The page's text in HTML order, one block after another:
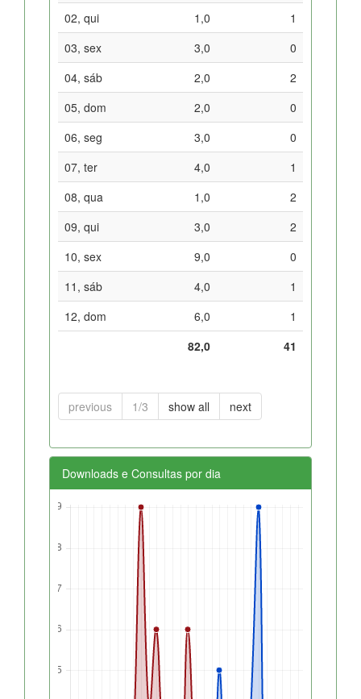
02, qui
1,0
1
03, sex
3,0
0
04, sáb
2,0
2
05, dom
2,0
0
06, seg
3,0
0
07, ter
4,0
1
08, qua
1,0
2
09, qui
3,0
2
10, sex
9,0
0
11, sáb
4,0
1
12, dom
6,0
1
82,0
41
previous 1/3 show all next
Downloads e Consultas por dia